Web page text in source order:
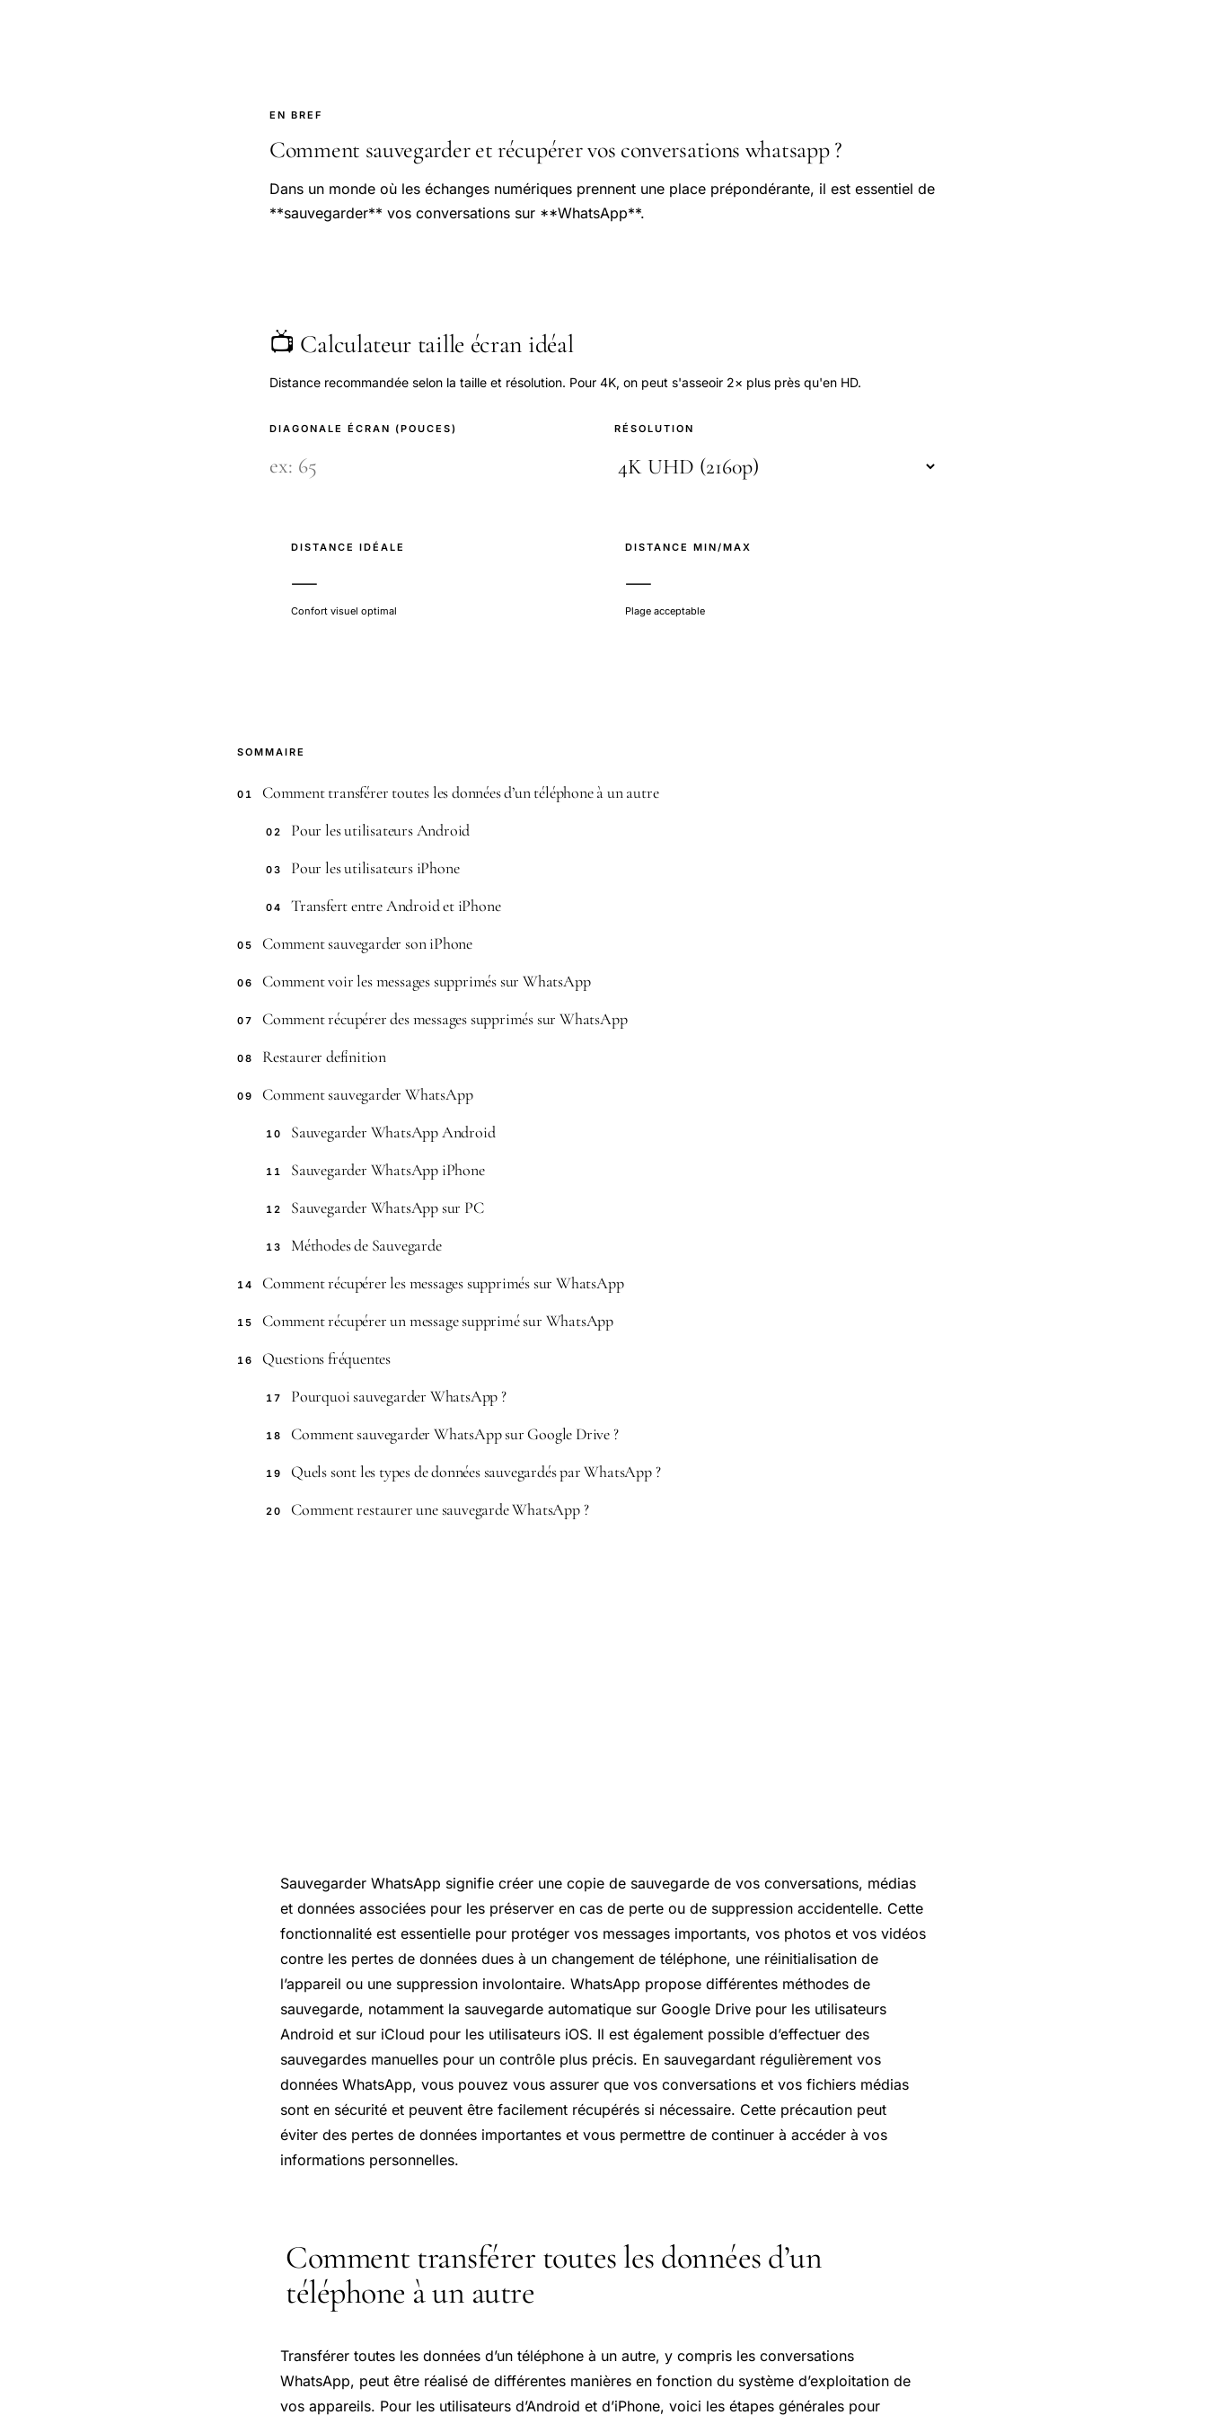
EN BREF
Comment sauvegarder et récupérer vos conversations whatsapp ?
Dans un monde où les échanges numériques prennent une place prépondérante, il est essentiel de
**sauvegarder** vos conversations sur **WhatsApp**.
📺 Calculateur taille écran idéal
Distance recommandée selon la taille et résolution. Pour 4K, on peut s'asseoir 2× plus près qu'en HD.
DIAGONALE ÉCRAN (POUCES) RÉSOLUTION
DISTANCE IDÉALE
—
Confort visuel optimal
DISTANCE MIN/MAX
—
Plage acceptable
SOMMAIRE
01 Comment transférer toutes les données d’un téléphone à un autre
02 Pour les utilisateurs Android
03 Pour les utilisateurs iPhone
04 Transfert entre Android et iPhone
05 Comment sauvegarder son iPhone
06 Comment voir les messages supprimés sur WhatsApp
07 Comment récupérer des messages supprimés sur WhatsApp
08 Restaurer definition
09 Comment sauvegarder WhatsApp
10 Sauvegarder WhatsApp Android
11 Sauvegarder WhatsApp iPhone
12 Sauvegarder WhatsApp sur PC
13 Méthodes de Sauvegarde
14 Comment récupérer les messages supprimés sur WhatsApp
15 Comment récupérer un message supprimé sur WhatsApp
16 Questions fréquentes
17 Pourquoi sauvegarder WhatsApp ?
18 Comment sauvegarder WhatsApp sur Google Drive ?
19 Quels sont les types de données sauvegardés par WhatsApp ?
20 Comment restaurer une sauvegarde WhatsApp ?
Sauvegarder WhatsApp signifie créer une copie de sauvegarde de vos conversations, médias
et données associées pour les préserver en cas de perte ou de suppression accidentelle. Cette
fonctionnalité est essentielle pour protéger vos messages importants, vos photos et vos vidéos
contre les pertes de données dues à un changement de téléphone, une réinitialisation de
l’appareil ou une suppression involontaire. WhatsApp propose différentes méthodes de
sauvegarde, notamment la sauvegarde automatique sur Google Drive pour les utilisateurs
Android et sur iCloud pour les utilisateurs iOS. Il est également possible d’effectuer des
sauvegardes manuelles pour un contrôle plus précis. En sauvegardant régulièrement vos
données WhatsApp, vous pouvez vous assurer que vos conversations et vos fichiers médias
sont en sécurité et peuvent être facilement récupérés si nécessaire. Cette précaution peut
éviter des pertes de données importantes et vous permettre de continuer à accéder à vos
informations personnelles.
Comment transférer toutes les données d’un
téléphone à un autre
Transférer toutes les données d’un téléphone à un autre, y compris les conversations
WhatsApp, peut être réalisé de différentes manières en fonction du système d’exploitation de
vos appareils. Pour les utilisateurs d’Android et d’iPhone, voici les étapes générales pour